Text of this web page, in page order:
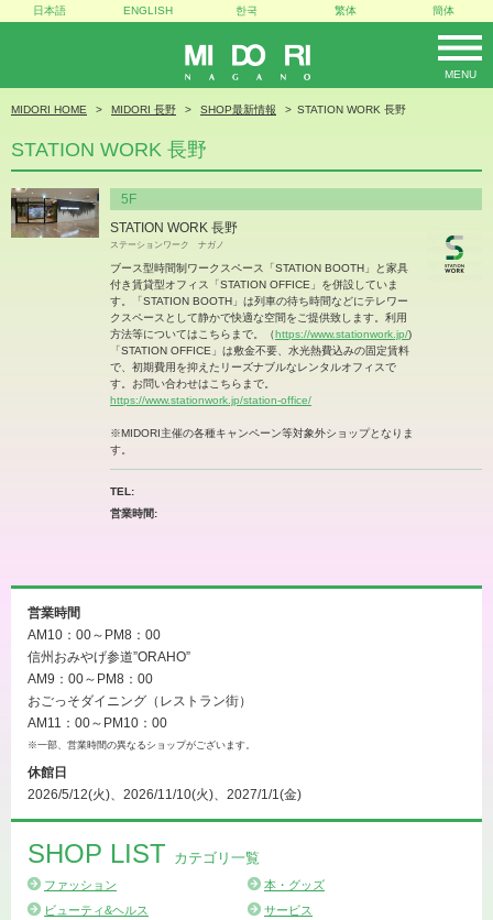
MIDORI
MENU
日本語 ENGLISH 한국 繁体 簡体
MIDORI HOME MIDORI 長野 SHOP最新情報 STATION WORK 長野
STATION WORK 長野
5F
STATION WORK 長野
ステーションワーク ナガノ
ブース型時間制ワークスペース「STATION BOOTH」と家具
付き賃貸型オフィス「STATION OFFICE」を併設していま
す。「STATION BOOTH」は列車の待ち時間などにテレワー
クスペースとして静かで快適な空間をご提供致します。利用
方法等についてはこちらまで。（https://www.stationwork.jp/)
「STATION OFFICE」は敷金不要、水光熱費込みの固定賃料
で、初期費用を抑えたリーズナブルなレンタルオフィスで
す。お問い合わせはこちらまで。
https://www.stationwork.jp/station-office/
※MIDORI主催の各種キャンペーン等対象外ショップとなりま
す。
TEL
営業時間
営業時間
AM10：00～PM8：00
信州おみやげ参道”ORAHO”
AM9：00～PM8：00
おごっそダイニング（レストラン街）
AM11：00～PM10：00
※一部、営業時間の異なるショップがございます。
休館日
2026/5/12(火)、2026/11/10(火)、2027/1/1(金)
SHOP LIST カテゴリ一覧
ファッション
本・グッズ
ビューティ&ヘルス
サービス